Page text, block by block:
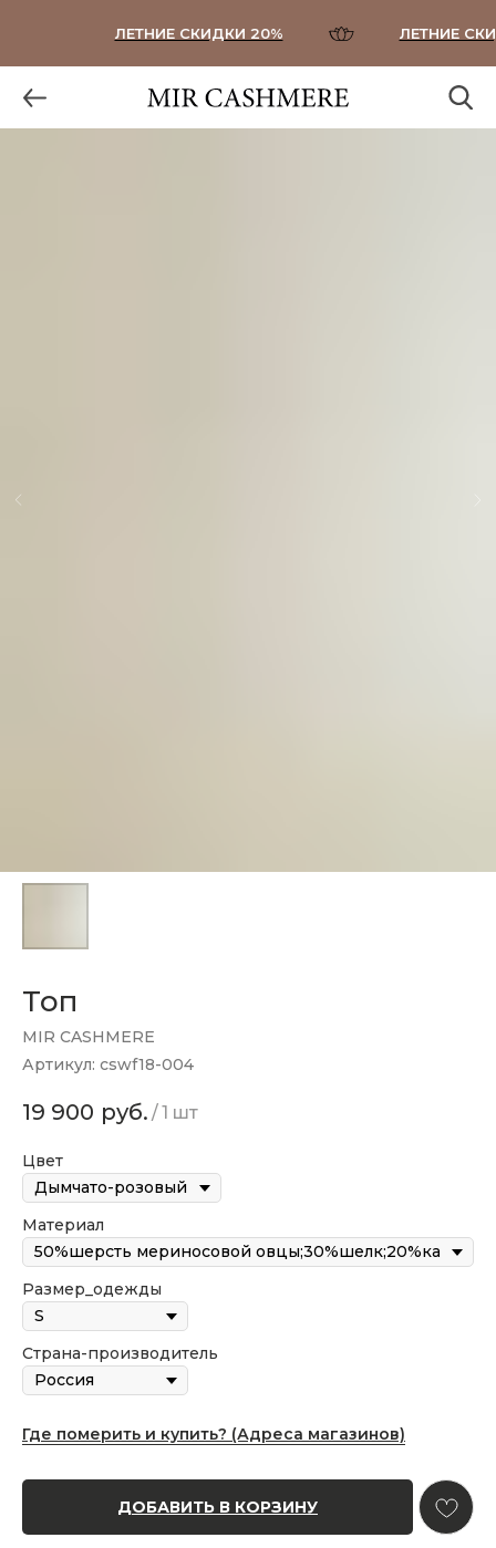
ЛЕТНИЕ СКИДКИ 20% ЛЕТНИЕ
Топ
MIR CASHMERE
Артикул: cswf18-004
19 900 руб. /1 шт
Цвет
Материал
Размер_одежды
Страна-производитель
Где померить и купить? (Адреса магазинов)
ДОБАВИТЬ В КОРЗИНУ